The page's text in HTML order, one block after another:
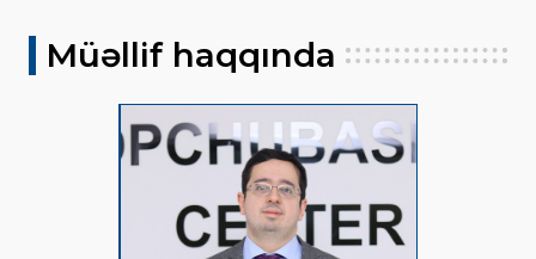
Müəllif haqqında